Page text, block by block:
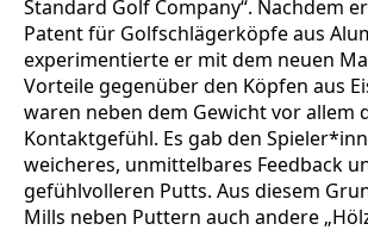
Standard Golf Company“. Nachdem
Patent für Golfschlägerköpfe aus
experimentierte er mit dem neuen
Vorteile gegenüber den Köpfen aus
waren neben dem Gewicht vor allem
Kontaktgefühl. Es gab den
weicheres, unmittelbares Feedback
gefühlvolleren Putts. Aus diesem
Mills neben Puttern auch andere